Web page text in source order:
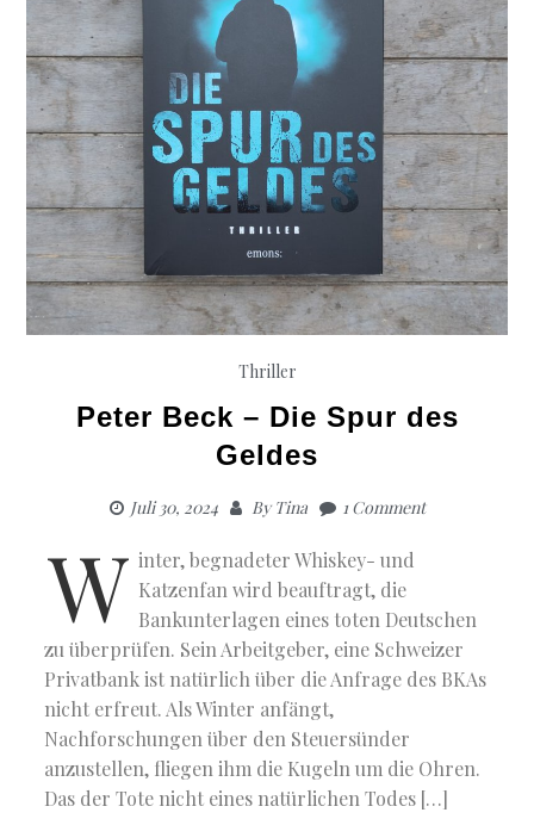
Thriller
Peter Beck – Die Spur des
Geldes
Juli 30, 2024 ByTina 1 Comment
W inter, begnadeter Whiskey- und
Katzenfan wird beauftragt, die
Bankunterlagen eines toten Deutschen
zu überprüfen. Sein Arbeitgeber, eine Schweizer
Privatbank ist natürlich über die Anfrage des BKAs
nicht erfreut. Als Winter anfängt,
Nachforschungen über den Steuersünder
anzustellen, fliegen ihm die Kugeln um die Ohren.
Das der Tote nicht eines natürlichen Todes […]